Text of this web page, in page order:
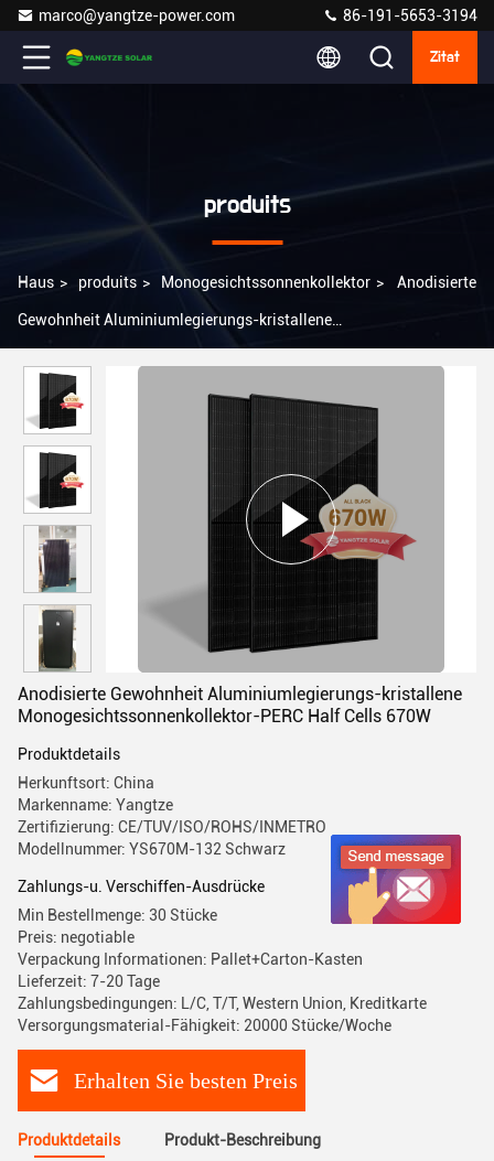
marco@yangtze-power.com 86-191-5653-3194
Zitat
produits
Haus > produits > Monogesichtssonnenkollektor > Anodisierte
Gewohnheit Aluminiumlegierungs-kristallene
Anodisierte Gewohnheit Aluminiumlegierungs-kristallene
Monogesichtssonnenkollektor-PERC Half Cells 670W
Produktdetails
Herkunftsort: China
Markenname: Yangtze
Zertifizierung: CE/TUV/ISO/ROHS/INMETRO
Modellnummer: YS670M-132 Schwarz
Zahlungs-u. Verschiffen-Ausdrücke
Min Bestellmenge: 30 Stücke
Preis: negotiable
Verpackung Informationen: Pallet+Carton-Kasten
Lieferzeit: 7-20 Tage
Zahlungsbedingungen: L/C, T/T, Western Union, Kreditkarte
Versorgungsmaterial-Fähigkeit: 20000 Stücke/Woche
Erhalten Sie besten Preis
Produktdetails Produkt-Beschreibung